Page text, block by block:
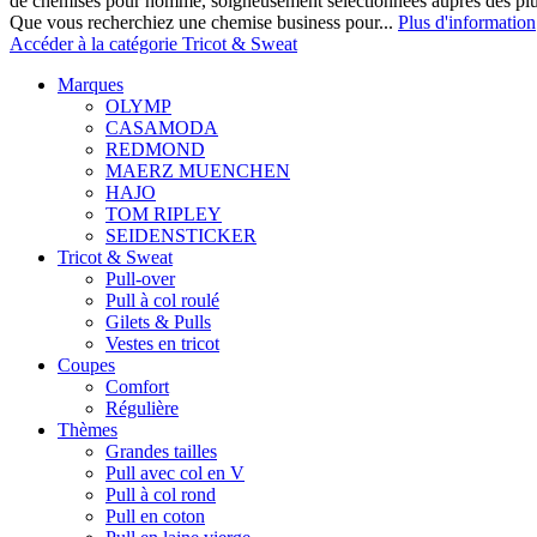
Que vous recherchiez une chemise business pour... Plus d'information
Accéder à la catégorie Tricot & Sweat
Marques
OLYMP
CASAMODA
REDMOND
MAERZ MUENCHEN
HAJO
TOM RIPLEY
SEIDENSTICKER
Tricot & Sweat
Pull-over
Pull à col roulé
Gilets & Pulls
Vestes en tricot
Coupes
Comfort
Régulière
Thèmes
Grandes tailles
Pull avec col en V
Pull à col rond
Pull en coton